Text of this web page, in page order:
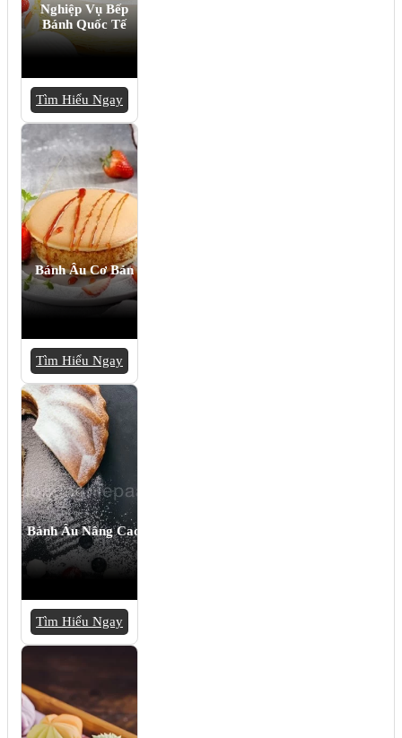
Nghiệp Vụ Bếp
Bánh Quốc Tế
Tìm Hiểu Ngay
Bánh Âu Cơ Bản
Tìm Hiểu Ngay
Bánh Âu Nâng Cao
Tìm Hiểu Ngay